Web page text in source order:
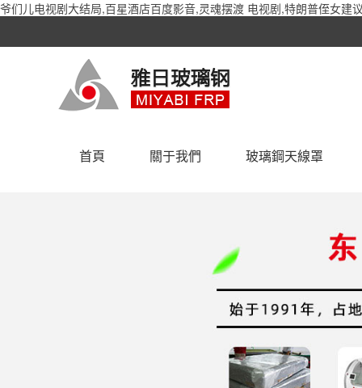
爷们儿电视剧大结局,百星酒店百度影音,灵魂摆渡 电视剧,特朗普侄女
首頁 關于我們 玻璃鋼天線罩